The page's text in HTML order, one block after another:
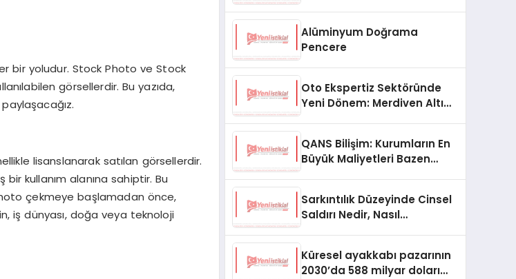
bir yoludur. Stock Photo ve Stock
görsellerdir. Bu yazıda,
lisanslanarak satılan görsellerdir.
kullanım alanına sahiptir. Bu
çekmeye başlamadan önce,
iş dünyası, doğa veya teknoloji
Alüminyum Doğrama
Pencere
Oto Ekspertiz Sektöründe
Yeni Dönem: Merdiven Altı
QANS Bilişim: Kurumların En
Büyük Maliyetleri Bazen
Sarkıntılık Düzeyinde Cinsel
Saldırı Nedir, Nasıl
Küresel ayakkabı pazarının
2030’da 588 milyar doları